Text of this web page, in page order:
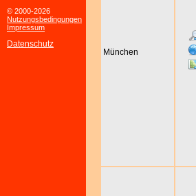
© 2000-2026
Nutzungsbedingungen
Impressum
Datenschutz
München